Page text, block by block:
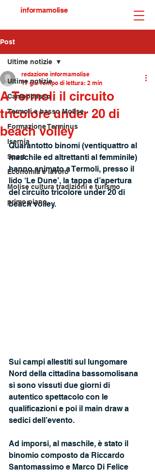
informamolise
Post
Ultime notizie
Campobasso
Termoli e basso Molise
Formazione Terminus
Isernia
Sport
Economia e lavoro
Molise cultura tradizioni e turismo
primo piano
Ultime notizie
A Termoli il circuito
tricolore under 20 di
beach volley
redazione informamolise
17 giu Tempo di lettura: 2 min
Quarantotto binomi (ventiquattro al
maschile ed altrettanti al femminile)
hanno animato a Termoli, presso il
lido ‘Le Dune’, la tappa d’apertura
del circuito tricolore under 20 di
beach volley.
Sui campi allestiti sul lungomare
Nord della cittadina bassomolisana
si sono vissuti due giorni di
autentico spettacolo con le
qualificazioni e poi il main draw a
sedici dell’evento.
Ad imporsi, al maschile, è stato il
binomio composto da Riccardo
Santomassimo e Marco Di Felice